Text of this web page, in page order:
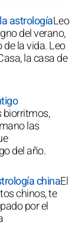
astrologíaLeo
del verano,
de la vida. Leo
la casa de
biorritmos,
las
del año.
chinaEl
chinos, te
por el